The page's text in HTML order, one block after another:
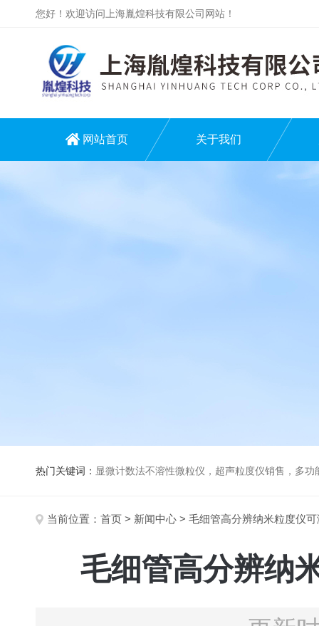
您好！欢迎访问上海胤煌科技有限公司网站！
网站首页 关于我们
热门关键词： 显微计数法不溶性微粒仪，超声粒度仪销售，多功能超声粒度分析仪，粒度及
当前位置： 首页 > 新闻中心 > 毛细管高分辨纳米粒度仪
毛细管高分辨纳